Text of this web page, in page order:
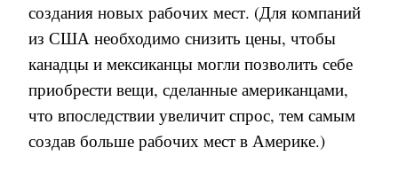
создания новых рабочих мест. (Для компаний
из США необходимо снизить цены, чтобы
канадцы и мексиканцы могли позволить себе
приобрести вещи, сделанные американцами,
что впоследствии увеличит спрос, тем самым
создав больше рабочих мест в Америке.)